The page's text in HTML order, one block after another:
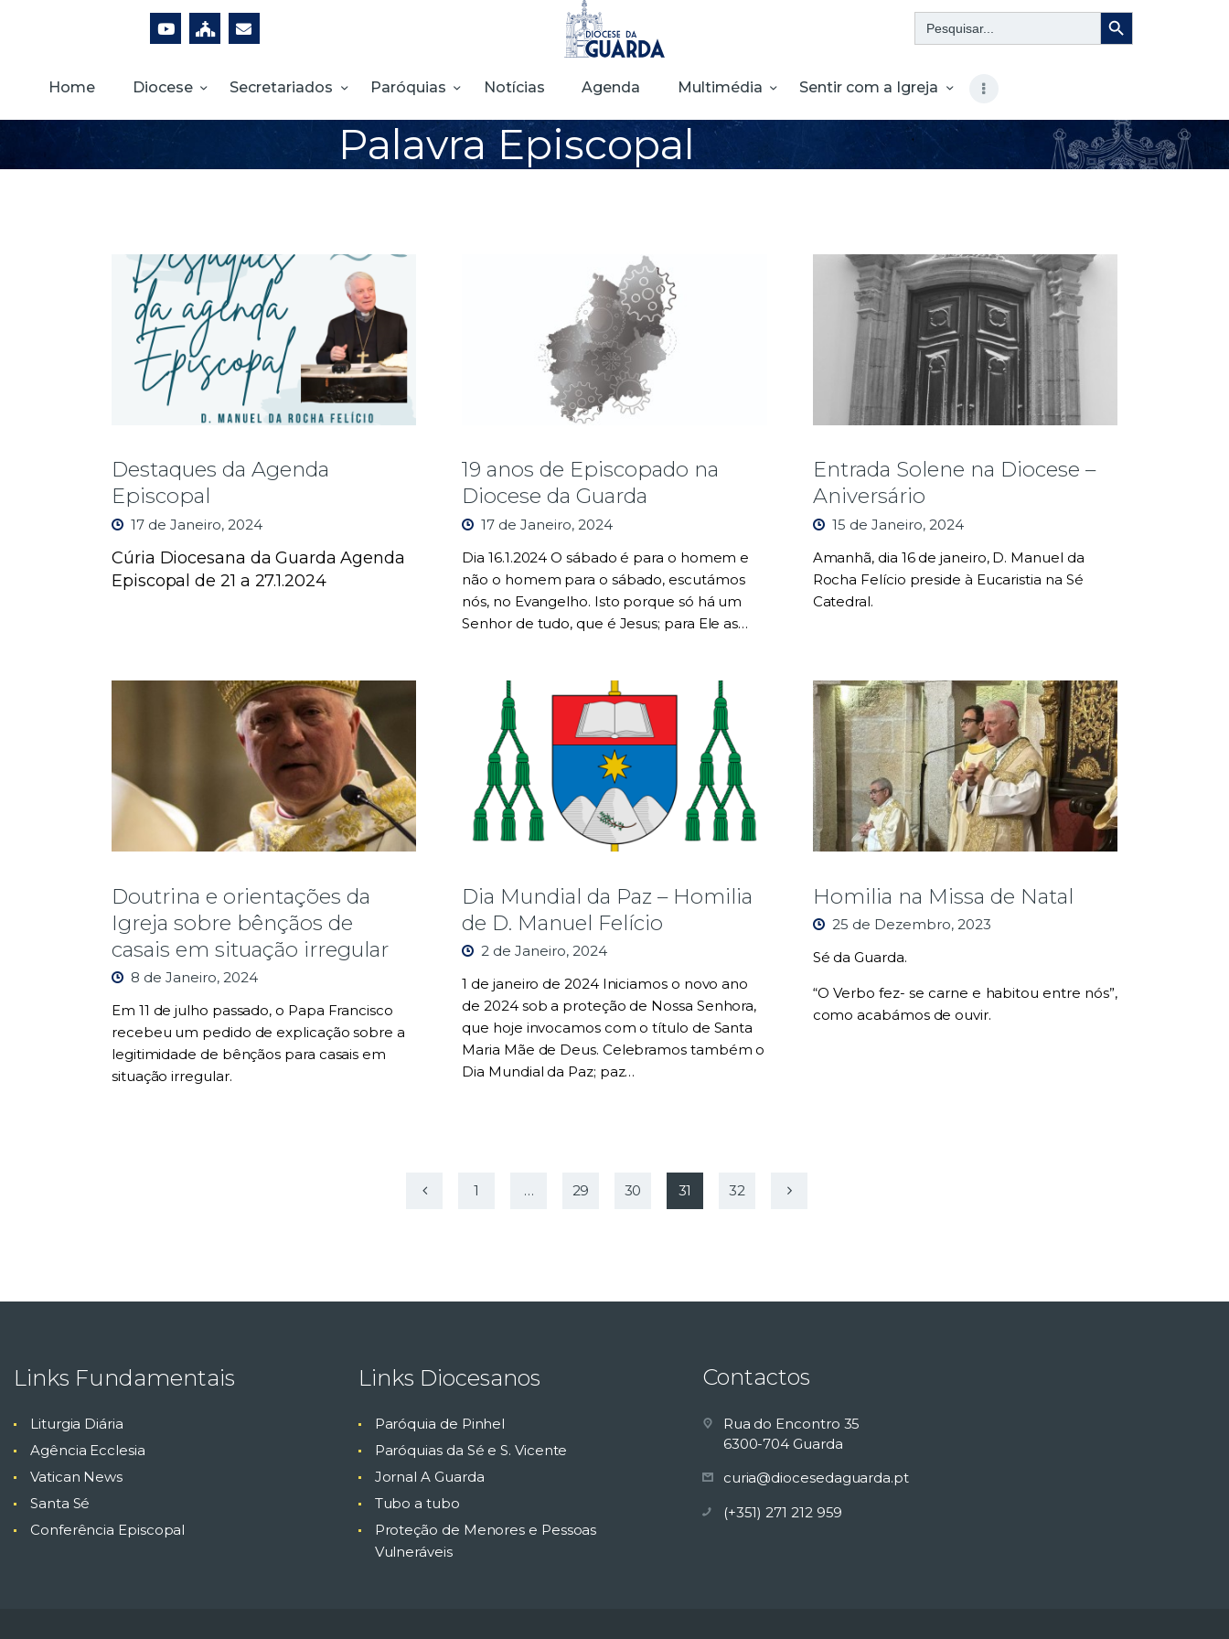
Search
for:
Search Button
Home Diocese Secretariados Paróquias Notícias Agenda Multimédia Sentir com a Igreja
Palavra Episcopal
PARÓQUIAS
MULTIMÉDIA
SENTIR COM A
CONTACTOS
Destaques da Agenda
Episcopal
17 de Janeiro, 2024
Cúria Diocesana da Guarda Agenda
Episcopal de 21 a 27.1.2024
19 anos de Episcopado na
Diocese da Guarda
17 de Janeiro, 2024
Dia 16.1.2024 O sábado é para o homem e
não o homem para o sábado, escutámos
nós, no Evangelho. Isto porque só há um
Senhor de tudo, que é Jesus; para Ele as…
Entrada Solene na Diocese –
Aniversário
15 de Janeiro, 2024
Amanhã, dia 16 de janeiro, D. Manuel da
Rocha Felício preside à Eucaristia na Sé
Catedral.
Doutrina e orientações da
Igreja sobre bênçãos de
casais em situação irregular
8 de Janeiro, 2024
Em 11 de julho passado, o Papa Francisco
recebeu um pedido de explicação sobre a
legitimidade de bênçãos para casais em
situação irregular.
Dia Mundial da Paz – Homilia
de D. Manuel Felício
2 de Janeiro, 2024
1 de janeiro de 2024 Iniciamos o novo ano
de 2024 sob a proteção de Nossa Senhora,
que hoje invocamos com o título de Santa
Maria Mãe de Deus. Celebramos também o
Dia Mundial da Paz; paz…
Homilia na Missa de Natal
25 de Dezembro, 2023
Sé da Guarda.
“O Verbo fez- se carne e habitou entre nós”,
como acabámos de ouvir.
1 … 29 30 31 32
Links Fundamentais
Liturgia Diária
Agência Ecclesia
Vatican News
Santa Sé
Conferência Episcopal
Links Diocesanos
Paróquia de Pinhel
Paróquias da Sé e S. Vicente
Jornal A Guarda
Tubo a tubo
Proteção de Menores e Pessoas
Vulneráveis
Contactos
Rua do Encontro 35
6300-704 Guarda
curia@diocesedaguarda.pt
(+351) 271 212 959